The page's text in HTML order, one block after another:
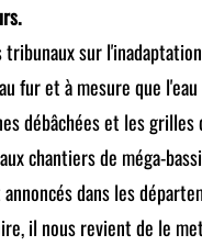
sur
fur et à mesure que
débâchées et les
chantiers de méga-
dans les
il nous revient de le